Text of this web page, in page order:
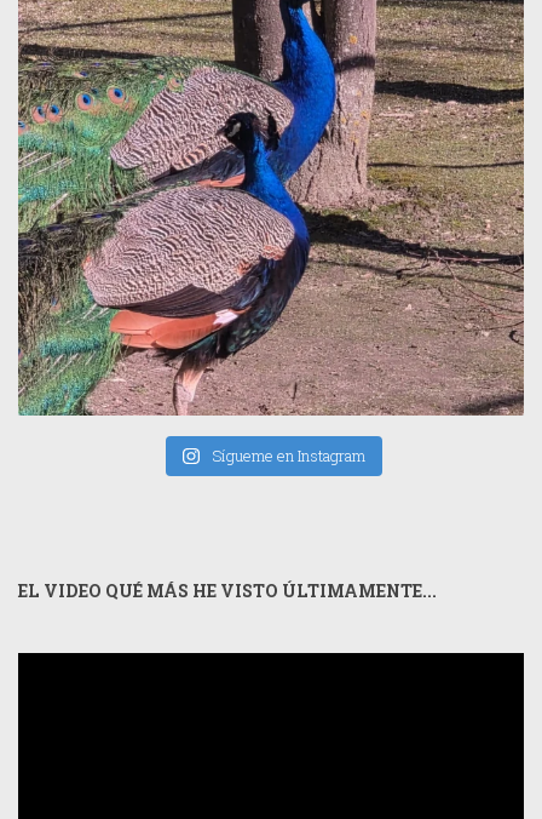
Sígueme en Instagram
EL VIDEO QUÉ MÁS HE VISTO ÚLTIMAMENTE...